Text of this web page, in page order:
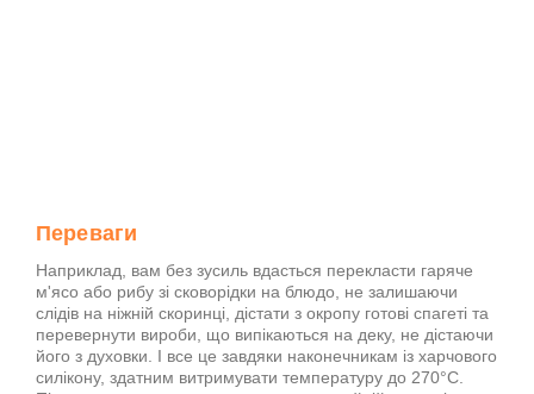
Переваги
Наприклад, вам без зусиль вдасться перекласти гаряче
м'ясо або рибу зі сковорідки на блюдо, не залишаючи
слідів на ніжній скоринці, дістати з окропу готові спагеті та
перевернути вироби, що випікаються на деку, не дістаючи
його з духовки. І все це завдяки наконечникам із харчового
силікону, здатним витримувати температуру до 270°С.